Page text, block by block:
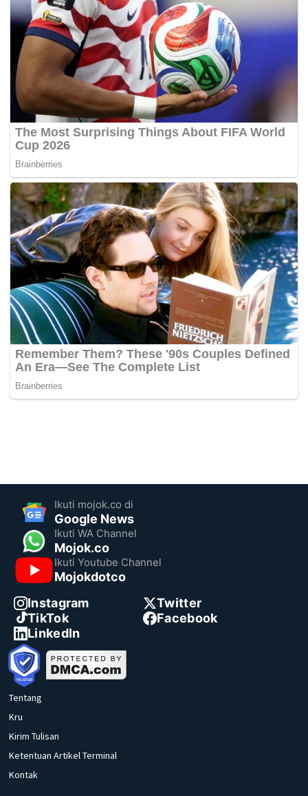
Ikuti mojok.co di
Google News
Ikuti WA Channel
Mojok.co
Ikuti Youtube Channel
Mojokdotco
Instagram
Twitter
TikTok
Facebook
LinkedIn
Tentang
Kru
Kirim Tulisan
Ketentuan Artikel Terminal
Kontak